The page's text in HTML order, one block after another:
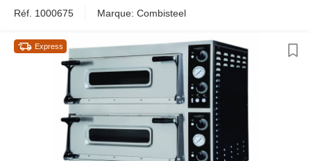
Réf. 1000675 Marque: Combisteel
Express